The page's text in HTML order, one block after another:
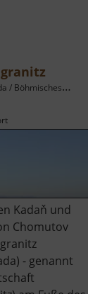
Erzgebirge
Kadaň und
Chomutov
- genannt